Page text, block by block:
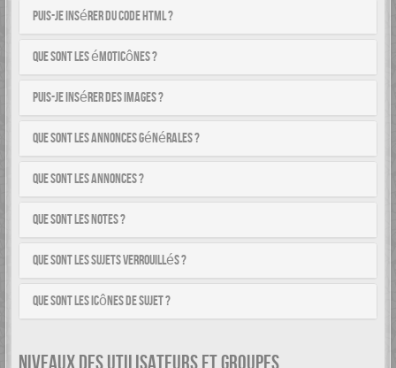
Puis-je insérer du code HTML ?
Que sont les émoticônes ?
Puis-je insérer des images ?
Que sont les annonces générales ?
Que sont les annonces ?
Que sont les notes ?
Que sont les sujets verrouillés ?
Que sont les icônes de sujet ?